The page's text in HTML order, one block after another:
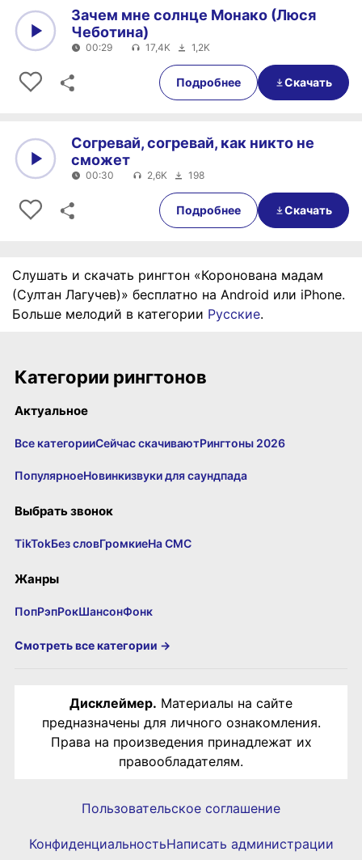
00:29
Зачем мне солнце Монако (Люся
Чеботина)
00:29 17,4K 1,2K
Подробнее Скачать
00:30
Согревай, согревай, как никто не
сможет
00:30 2,6K 198
Подробнее Скачать
Слушать и скачать рингтон «Коронована мадам
(Султан Лагучев)» бесплатно на Android или iPhone.
Больше мелодий в категории Русские.
Категории рингтонов
Актуальное
Все категорииСейчас скачиваютРингтоны 2026
ПопулярноеНовинкизвуки для саундпада
Выбрать звонок
TikTokБез словГромкиеНа СМС
Жанры
ПопРэпРокШансонФонк
Смотреть все категории →
Дисклеймер. Материалы на сайте
предназначены для личного ознакомления.
Права на произведения принадлежат их
правообладателям.
Пользовательское соглашение
КонфиденциальностьНаписать администрации